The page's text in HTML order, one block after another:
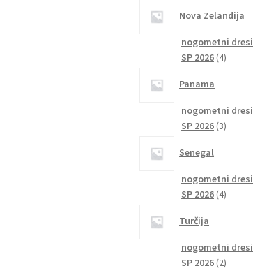
Nova Zelandija
nogometni dresi
SP 2026 44
Panama
nogometni dresi
SP 2026 33
Senegal
nogometni dresi
SP 2026 44
Turčija
nogometni dresi
SP 2026 22